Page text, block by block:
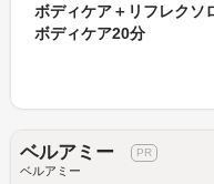
ボディケア＋リフレクソ
ボディケア20分
ベルアミー
ベルアミー